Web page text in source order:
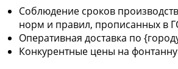
Соблюдение сроков
норм и правил, прописанных в
Оперативная доставка по
Конкурентные цены на